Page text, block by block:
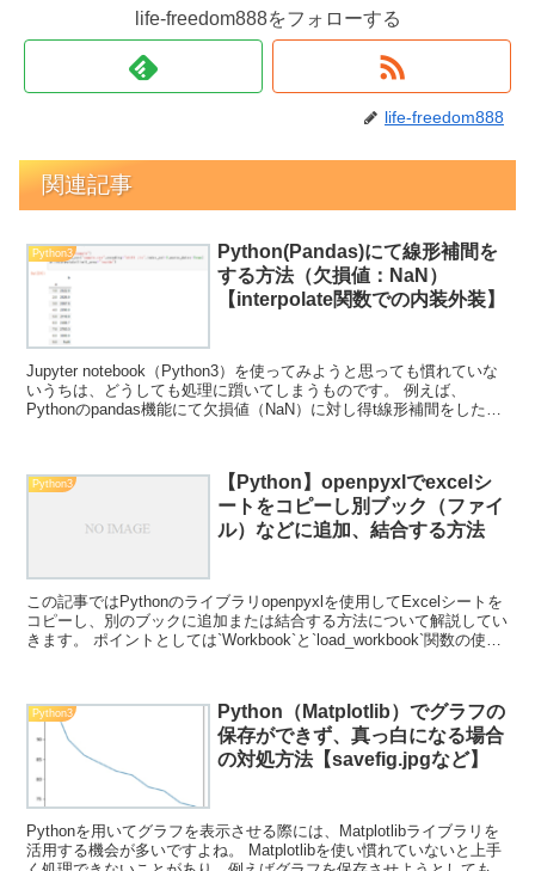
life-freedom888をフォローする
life-freedom888
関連記事
Python3
Python(Pandas)にて線形補間を
する方法（欠損値：NaN）
【interpolate関数での内装外装】
Jupyter notebook（Python3）を使ってみようと思っても慣れていな
いうちは、どうしても処理に躓いてしまうものです。 例えば、
Pythonのpandas機能にて欠損値（NaN）に対し得t線形補間をしたい
Python3
【Python】openpyxlでexcelシ
ートをコピーし別ブック（ファイ
ル）などに追加、結合する方法
この記事ではPythonのライブラリopenpyxlを使用してExcelシートを
コピーし、別のブックに追加または結合する方法について解説してい
きます。 ポイントとしては`Workbook`と`load_workbook`関数の使用
Python3
Python（Matplotlib）でグラフの
保存ができず、真っ白になる場合
の対処方法【savefig.jpgなど】
Pythonを用いてグラフを表示させる際には、Matplotlibライブラリを
活用する機会が多いですよね。 Matplotlibを使い慣れていないと上手